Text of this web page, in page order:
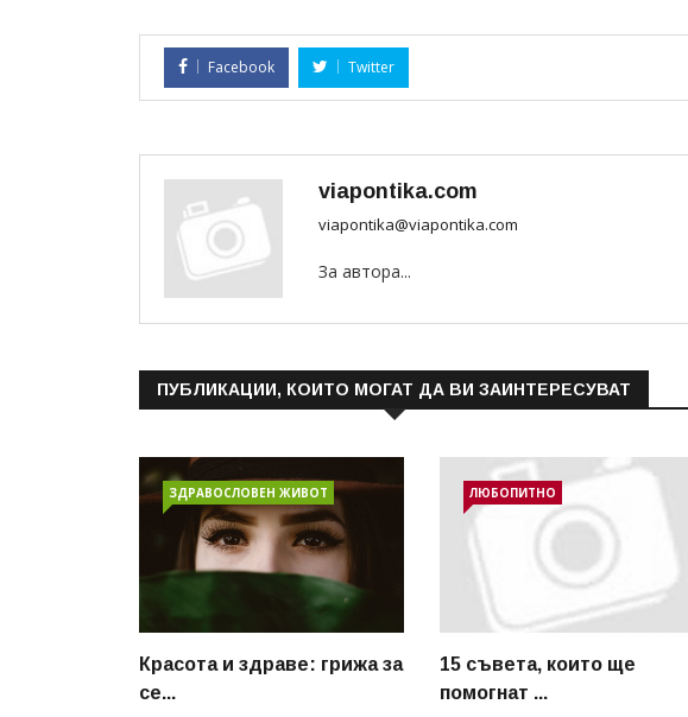
Facebook Twitter
viapontika.com
viapontika@viapontika.com
За автора...
ПУБЛИКАЦИИ, КОИТО МОГАТ ДА ВИ ЗАИНТЕРЕСУВАТ
ЗДРАВОСЛОВЕН ЖИВОТ
Красота и здраве: грижа за
се...
ЛЮБОПИТНО
15 съвета, които ще
помогнат ...